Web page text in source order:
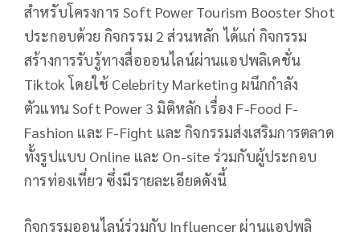
สำหรับโครงการ Soft Power Tourism Booster Shot
ประกอบด้วย กิจกรรม 2 ส่วนหลัก ได้แก่ กิจกรรม
สร้างการรับรู้ทางสื่อออนไลน์ผ่านแอปพลิเคชั่น
Tiktok โดยใช้ Celebrity Marketing ผนึกกำลัง
ตัวแทน Soft Power 3 มิติหลัก เรื่อง F-Food F-
Fashion และ F-Fight และ กิจกรรมส่งเสริมการตลาด
ทั้งรูปแบบ Online และ On-site ร่วมกับผู้ประกอบ
การท่องเที่ยว ซึ่งมีรายละเอียดดังนี้
กิจกรรมออนไลน์ร่วมกับ Influencer ผ่านแอปพลิ